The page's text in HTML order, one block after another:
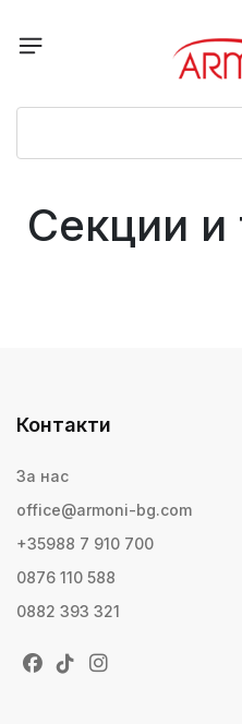
Секции и
Контакти
За нас
office@armoni-bg.com
+35988 7 910 700
0876 110 588
0882 393 321